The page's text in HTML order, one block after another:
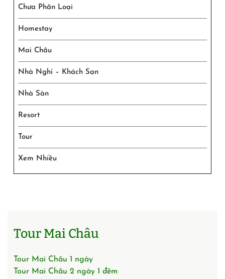
Chưa Phân Loại
Homestay
Mai Châu
Nhà Nghỉ – Khách Sạn
Nhà Sàn
Resort
Tour
Xem Nhiều
Tour Mai Châu
Tour Mai Châu 1 ngày
Tour Mai Châu 2 ngày 1 đêm